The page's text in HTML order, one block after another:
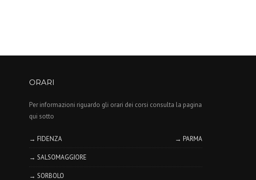
ORARI
Per informazioni riguardo gli orari dei corsi consulta la pagina
qui sotto
→ FIDENZA → PARMA
→ SALSOMAGGIORE
→ SORBOLO